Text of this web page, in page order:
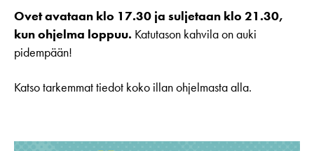
Ovet avataan klo 17.30 ja suljetaan klo 21.30,
kun ohjelma loppuu. Katutason kahvila on auki
pidempään!
Katso tarkemmat tiedot koko illan ohjelmasta alla.